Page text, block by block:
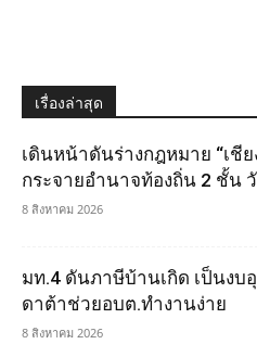
เรื่องล่าสุด
เดินหน้าดันร่างกฎหมาย “เชี
กระจายอำนาจท้องถิ่น 2 ชั้น
8 สิงหาคม 2026
มท.4 ดันภาษีบ้านเกิด เป็นงบ
ดาต้าช่วยอบต.ทำงานง่าย
8 สิงหาคม 2026